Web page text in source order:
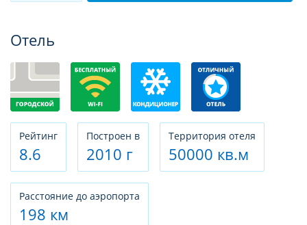
Отель
Рeйтинг
8.6
Построен в
2010 г
Территория отеля
50000 кв.м
Расстояние до аэропорта
198 км